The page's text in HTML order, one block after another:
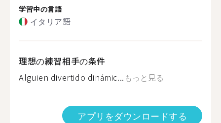
学習中の言語
イタリア語
理想の練習相手の条件
Alguien divertido dinámic... もっと見る
アプリをダウンロードする